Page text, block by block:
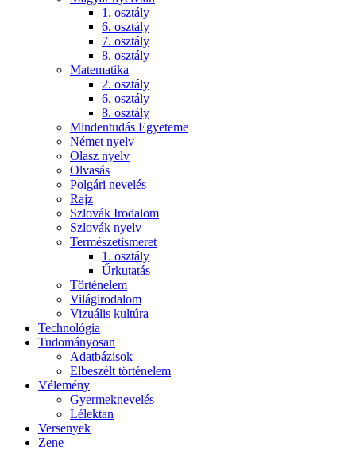
1. osztály
6. osztály
7. osztály
8. osztály
Matematika
2. osztály
6. osztály
8. osztály
Mindentudás Egyeteme
Német nyelv
Olasz nyelv
Olvasás
Polgári nevelés
Rajz
Szlovák Irodalom
Szlovák nyelv
Természetismeret
1. osztály
Űrkutatás
Történelem
Világirodalom
Vizuális kultúra
Technológia
Tudományosan
Adatbázisok
Elbeszélt történelem
Vélemény
Gyermeknevelés
Lélektan
Versenyek
Zene